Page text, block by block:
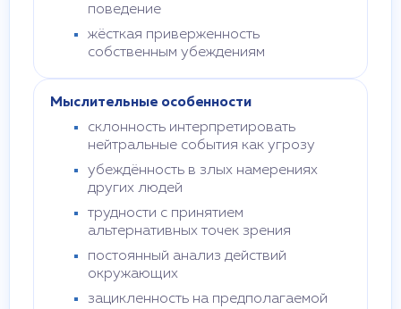
поведение
жёсткая приверженность
собственным убеждениям
Мыслительные особенности
склонность интерпретировать
нейтральные события как угрозу
убеждённость в злых намерениях
других людей
трудности с принятием
альтернативных точек зрения
постоянный анализ действий
окружающих
зацикленность на предполагаемой